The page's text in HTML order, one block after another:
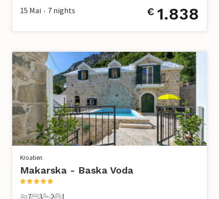
15 Mai • 7 nights € 1.838
Kroatien
Makarska - Baska Voda
7 3 2 1